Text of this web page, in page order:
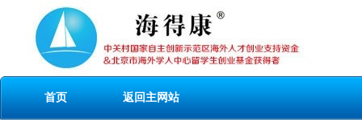
首页 返回主网站